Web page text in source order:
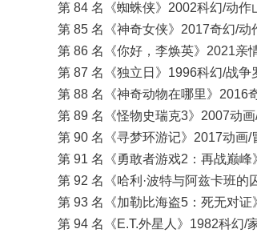
第 84 名《蜘蛛侠》2002科幻/动作
第 85 名《神奇女侠》2017奇幻/动
第 86 名《你好，李焕英》2021亲
第 87 名《独立日》1996科幻/战争
第 88 名《神奇动物在哪里》2016
第 89 名《怪物史瑞克3》2007动
第 90 名《寻梦环游记》2017动画/
第 91 名《勇敢者游戏2：再战巅
第 92 名《哈利·波特与阿兹卡班的
第 93 名《加勒比海盗5：死无对
第 94 名《E.T.外星人》1982科幻/